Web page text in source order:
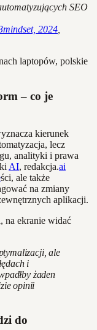
SEO
2024
– co je
kierunek
lecz
analityki i prawa
AI, redakcja.ai
ści, ale także
na zmiany
aplikacji.
ale
i
żaden
opinii
do